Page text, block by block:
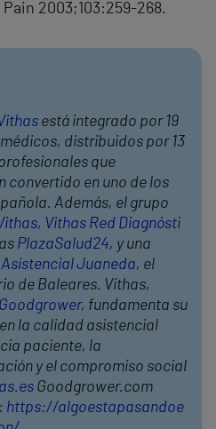
2003;103:259-268.
está integrado por 19
distribuidos por 13
que
convertido en uno de los
Además, el grupo
, Vithas Red Diagnósti
PlazaSalud24, y una
Asistencial Juaneda, el
de Baleares. Vithas,
Goodgrower, fundamenta su
la calidad asistencial
paciente, la
y el compromiso social
Goodgrower.com
: https://algoestapasandoe